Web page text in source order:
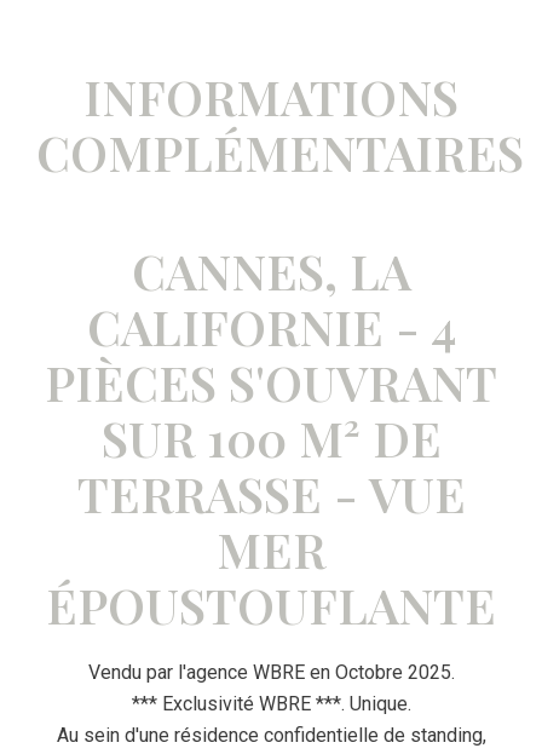
INFORMATIONS
COMPLÉMENTAIRES
CANNES, LA
CALIFORNIE - 4
PIÈCES S'OUVRANT
SUR 100 M² DE
TERRASSE - VUE
MER
ÉPOUSTOUFLANTE
Vendu par l'agence WBRE en Octobre 2025.
*** Exclusivité WBRE ***. Unique.
Au sein d'une résidence confidentielle de standing,